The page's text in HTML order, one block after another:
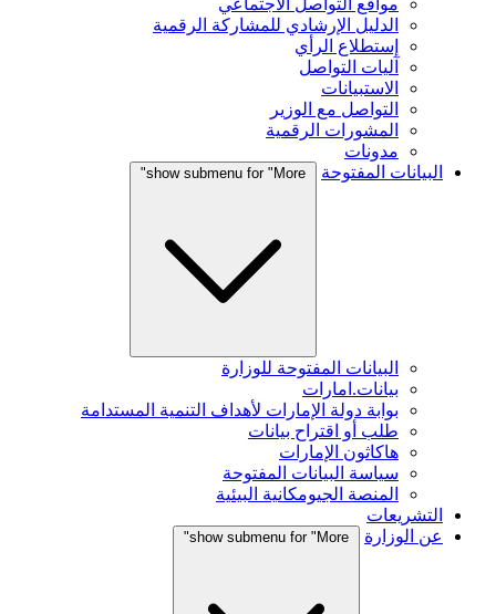
مواقع التواصل الاجتماعي
الدليل الإرشادي للمشاركة الرقمية
إستطلاع الرأي
آليات التواصل
الاستبيانات
التواصل مع الوزير
المشورات الرقمية
مدونات
البيانات المفتوحة
show submenu for "More"
البيانات المفتوحة للوزارة
بيانات.امارات
بوابة دولة الإمارات لأهداف التنمية المستدامة
طلب أو اقتراح بيانات
هاكاثون الإمارات
سياسة البيانات المفتوحة
المنصة الجيومكانية البيئية
التشريعات
عن الوزارة
show submenu for "More"